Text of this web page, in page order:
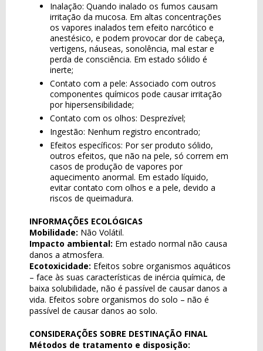
Inalação: Quando inalado os fumos causam
irritação da mucosa. Em altas concentrações
os vapores inalados tem efeito narcótico e
anestésico, e podem provocar dor de cabeça,
vertigens, náuseas, sonolência, mal estar e
perda de consciência. Em estado sólido é
inerte;
Contato com a pele: Associado com outros
componentes químicos pode causar irritação
por hipersensibilidade;
Contato com os olhos: Desprezível;
Ingestão: Nenhum registro encontrado;
Efeitos específicos: Por ser produto sólido,
outros efeitos, que não na pele, só correm em
casos de produção de vapores por
aquecimento anormal. Em estado líquido,
evitar contato com olhos e a pele, devido a
riscos de queimadura.
INFORMAÇÕES ECOLÓGICAS
Mobilidade: Não Volátil.
Impacto ambiental: Em estado normal não causa
danos a atmosfera.
Ecotoxicidade: Efeitos sobre organismos aquáticos
– face às suas características de inércia química, de
baixa solubilidade, não é passível de causar danos a
vida. Efeitos sobre organismos do solo – não é
passível de causar danos ao solo.
CONSIDERAÇÕES SOBRE DESTINAÇÃO FINAL
Métodos de tratamento e disposição: